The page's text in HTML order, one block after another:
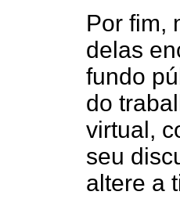
Por fim,
delas
fundo
do
virtual,
seu
altere a